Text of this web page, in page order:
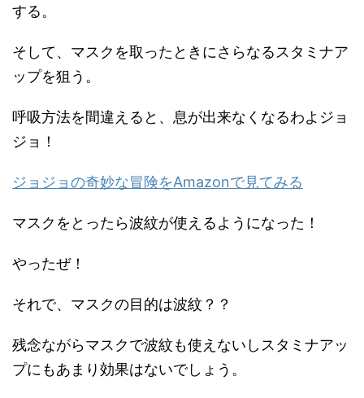
する。
そして、マスクを取ったときにさらなるスタミナア
ップを狙う。
呼吸方法を間違えると、息が出来なくなるわよジョ
ジョ！
ジョジョの奇妙な冒険をAmazonで見てみる
マスクをとったら波紋が使えるようになった！
やったぜ！
それで、マスクの目的は波紋？？
残念ながらマスクで波紋も使えないしスタミナアッ
プにもあまり効果はないでしょう。